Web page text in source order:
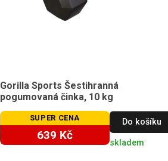
Gorilla Sports Šestihranná
pogumovaná činka, 10 kg
SUPER CENA
639 Kč
Do košíku
skladem